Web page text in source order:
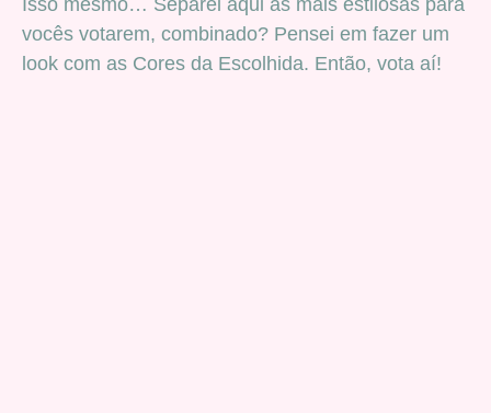
Isso mesmo… Separei aqui as mais estilosas para
vocês votarem, combinado? Pensei em fazer um
look com as Cores da Escolhida. Então, vota aí!